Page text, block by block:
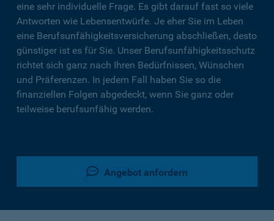
eine sehr individuelle Frage. Es gibt darauf fast so viele
Antworten wie Lebensentwürfe. Je eher Sie im Leben
eine Berufsunfähigkeitsversicherung abschließen, desto
günstiger ist es für Sie. Unser Berufsunfähigkeitsschutz
richtet sich ganz nach Ihren Bedürfnissen, Wünschen
und Präferenzen. In jedem Fall haben Sie so die
finanziellen Folgen abgedeckt, wenn Sie ganz oder
teilweise berufsunfähig werden.
Angebot anfordern